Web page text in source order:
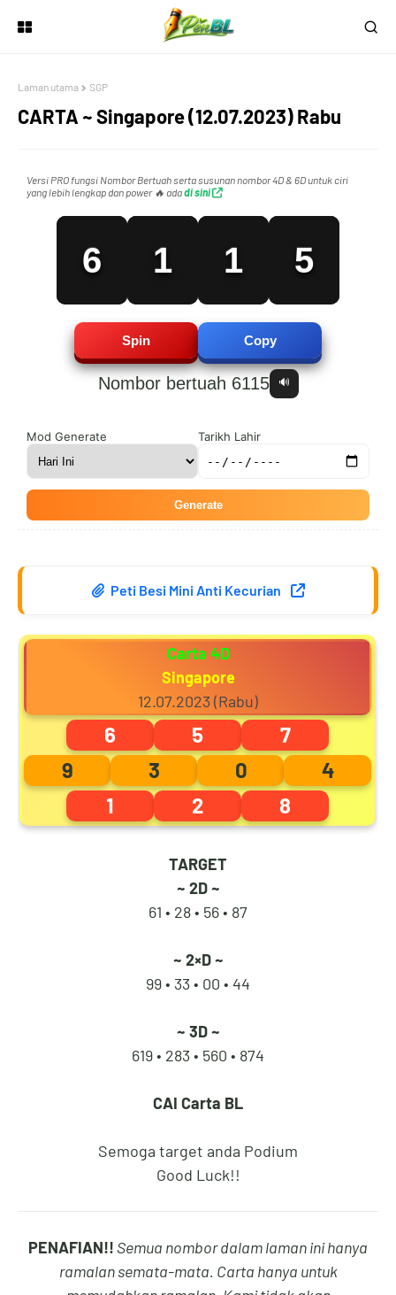
Laman utama SGP
CARTA ~ Singapore (12.07.2023) Rabu
Versi PRO fungsi Nombor Bertuah serta susunan nombor 4D & 6D untuk ciri
yang lebih lengkap dan power 🔥 adadi sini
4
5
6
7
8
9
2
6
7
0
1
2
3
4
6
7
0
1
0
1
2
3
4
6
7
0
1
2
4
5
6
8
1
5
6
Spin Copy
Nombor bertuah 6115 🔊
Mod Generate Tarikh Lahir
Generate
Peti Besi Mini Anti Kecurian
Carta 4D
Singapore
12.07.2023 (Rabu)
6 5
7
9
3 0
4
1
2 8
TARGET
~ 2D ~
61 • 28 • 56 • 87
~ 2×D ~
99 • 33 • 00 • 44
~ 3D ~
619 • 283 • 560 • 874
CAI Carta BL
Semoga target anda Podium
Good Luck!!
PENAFIAN!! Semua nombor dalam laman ini hanya
ramalan semata-mata. Carta hanya untuk